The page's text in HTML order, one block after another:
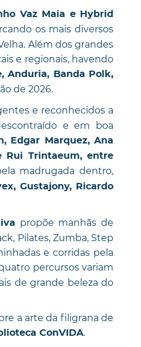
Vaz Maia e Hybrid
os mais diversos
Além dos grandes
e regionais, havendo
Anduria, Banda Polk,
de 2026.
e reconhecidos a
e em boa
Edgar Marquez, Ana
Rui Trintaeum, entre
madrugada dentro,
Gustajony, Ricardo
propõe manhãs de
Pilates, Zumba, Step
e corridas pela
percursos variam
de grande beleza do
a arte da filigrana de
ConVIDA.